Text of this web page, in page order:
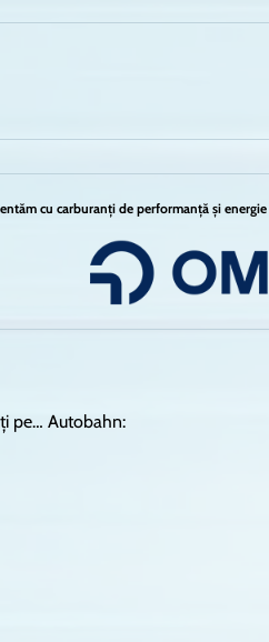
cu carburanți de performanță și
pe… Autobahn: